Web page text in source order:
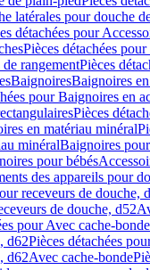
latérales pour douche
détachées pour
Pièces détachées
rangementPièces
BaignoiresBaignoires
pour Baignoires en
Pièces
en matériau minéral
minéralBaignoires
pour bébés
des appareils pour
receveurs de douche,
de douche, d52
pour Avec cache-bonde
d62Pièces détachées
d62Avec cache-bonde